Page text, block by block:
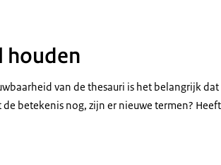
houden
van de thesauri is het belangrijk
betekenis nog, zijn er nieuwe termen?